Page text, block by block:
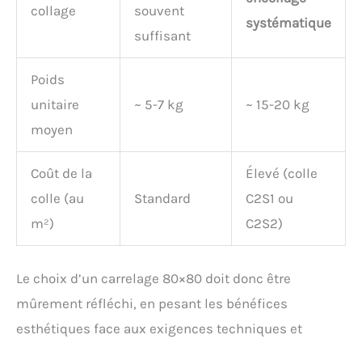
collage
souvent
suffisant
systématique
Poids
unitaire
moyen
~ 5-7 kg ~ 15-20 kg
Coût de la
colle (au
m²)
Standard
Élevé (colle
C2S1 ou
C2S2)
Le choix d’un carrelage 80×80 doit donc être
mûrement réfléchi, en pesant les bénéfices
esthétiques face aux exigences techniques et